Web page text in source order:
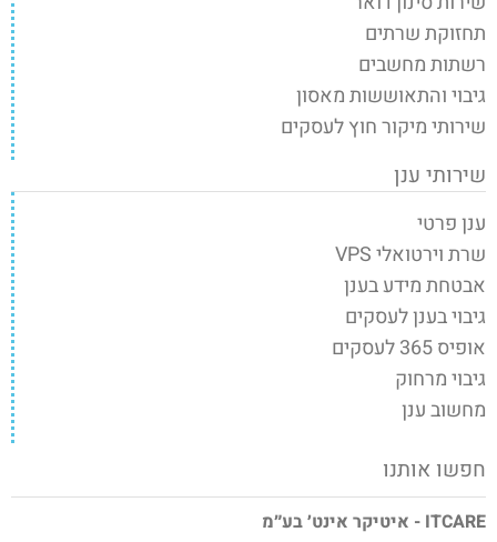
תחזוקת שרתים
רשתות מחשבים
גיבוי והתאוששות מאסון
שירותי מיקור חוץ לעסקים
שירותי ענן
ענן פרטי
שרת וירטואלי VPS
אבטחת מידע בענן
גיבוי בענן לעסקים
אופיס 365 לעסקים
גיבוי מרחוק
מחשוב ענן
חפשו אותנו
ITCARE - איטיקר אינט׳ בע״מ